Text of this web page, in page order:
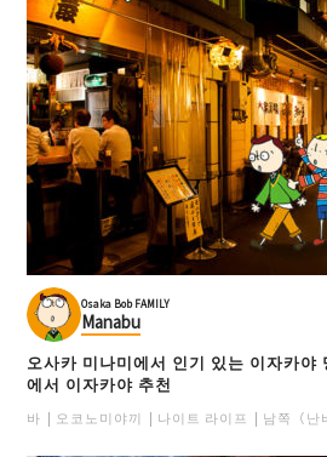
Osaka Bob FAMILY
Manabu
오사카 미나미에서 인기 있는 이자카야
에서 이자카야 추천
바 오코노미야끼 나이트 라이프 남쪽（난